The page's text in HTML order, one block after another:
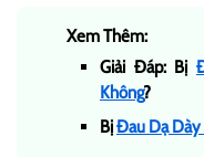
Xem Thêm:
Giải Đáp: Bị
Không?
BịĐau Dạ Dày